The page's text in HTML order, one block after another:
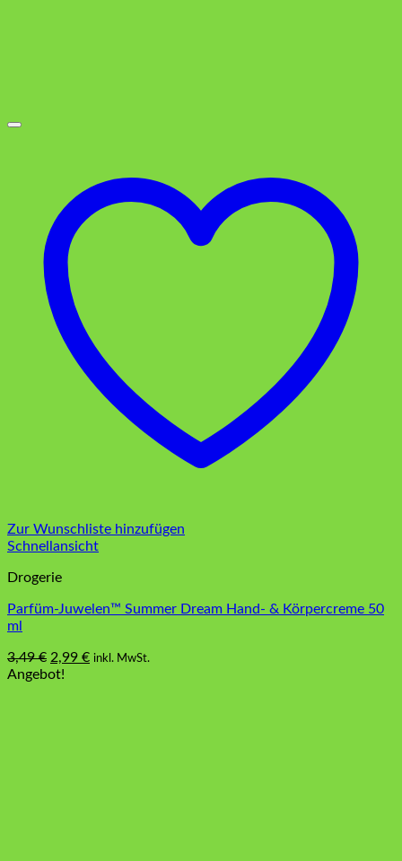
Zur Wunschliste hinzufügen
Schnellansicht
Drogerie
Parfüm-Juwelen™ Summer Dream Hand- & Körpercreme 50
ml
3,49€ Ursprünglicher
Preis
2,99 €Aktueller
inkl. MwSt.
Angebot!